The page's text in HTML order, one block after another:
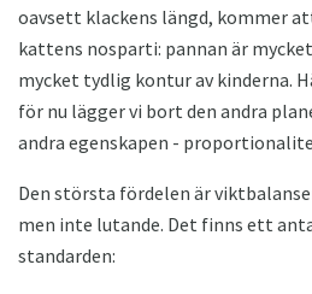
oavsett klackens längd, kommer
kattens nosparti: pannan är
mycket tydlig kontur av kinderna.
för nu lägger vi bort den andra
andra egenskapen -
Den största fördelen är
men inte lutande. Det finns ett
standarden: